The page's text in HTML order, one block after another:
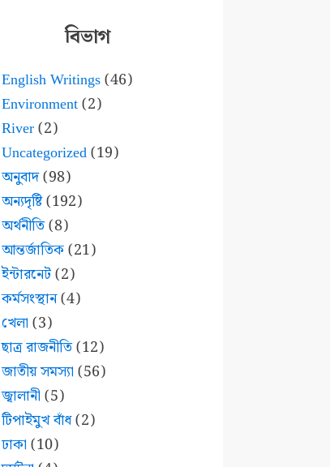
বিভাগ
English Writings(46)
Environment(2)
River(2)
Uncategorized(19)
অনুবাদ(98)
অন্যদৃষ্টি(192)
অর্থনীতি(8)
আন্তর্জাতিক(21)
ইন্টারনেট(2)
কর্মসংস্থান(4)
খেলা (3)
ছাত্র রাজনীতি(12)
জাতীয় সমস্যা (56)
জ্বালানী (5)
টিপাইমুখ বাঁধ(2)
ঢাকা (10)